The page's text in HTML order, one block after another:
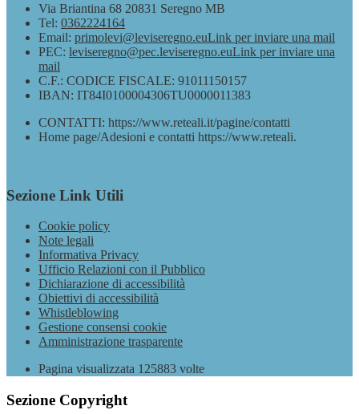
Via Briantina 68 20831 Seregno MB
Tel: 0362224164
Email: primolevi@leviseregno.euLink per inviare una mail
PEC: leviseregno@pec.leviseregno.euLink per inviare una
mail
C.F.: CODICE FISCALE: 91011150157
IBAN: IT84I0100004306TU0000011383
CONTATTI: https://www.reteali.it/pagine/contatti
Home page/Adesioni e contatti https://www.reteali.
Sezione Link Utili
Cookie policy
Note legali
Informativa Privacy
Ufficio Relazioni con il Pubblico
Dichiarazione di accessibilità
Obiettivi di accessibilità
Whistleblowing
Gestione consensi cookie
Amministrazione trasparente
Pagina visualizzata 125883 volte
Sezione Copyright